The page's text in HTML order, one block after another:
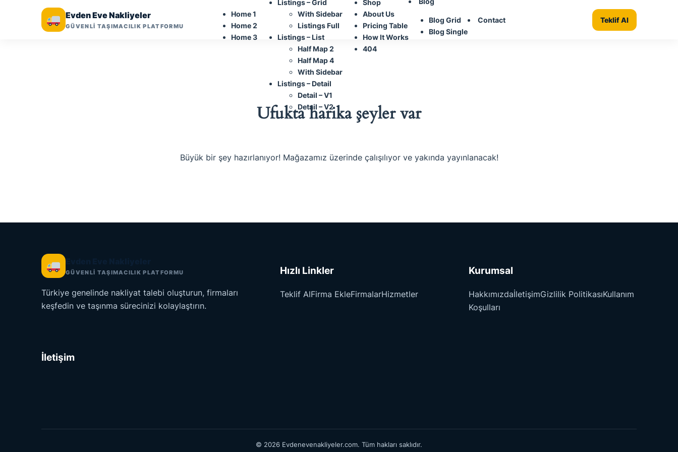
Evden Eve Nakliyeler
GÜVENLİ TAŞIMACILIK PLATFORMU
Home 1
Home 2
Home 3
Listings – Grid
With Sidebar
Listings Full
Listings – List
Half Map 2
Half Map 4
With Sidebar
Listings – Detail
Detail – V1
Detail – V2
Shop
About Us
Pricing Table
How It Works
404
Blog Grid
Blog Single
Contact Teklif Al
Ufukta harika şeyler var
Büyük bir şey hazırlanıyor! Mağazamız üzerinde çalışılıyor ve yakında yayınlanacak!
GÜVENLİ TAŞIMACILIK PLATFORMU
Türkiye genelinde nakliyat talebi oluşturun, firmaları
keşfedin ve taşınma sürecinizi kolaylaştırın.
Hızlı Linkler
Teklif AlFirma EkleFirmalarHizmetler
Kurumsal
HakkımızdaİletişimGizlilik PolitikasıKullanım
Koşulları
İletişim
© 2026 Evdenevenakliyeler.com. Tüm hakları saklıdır.